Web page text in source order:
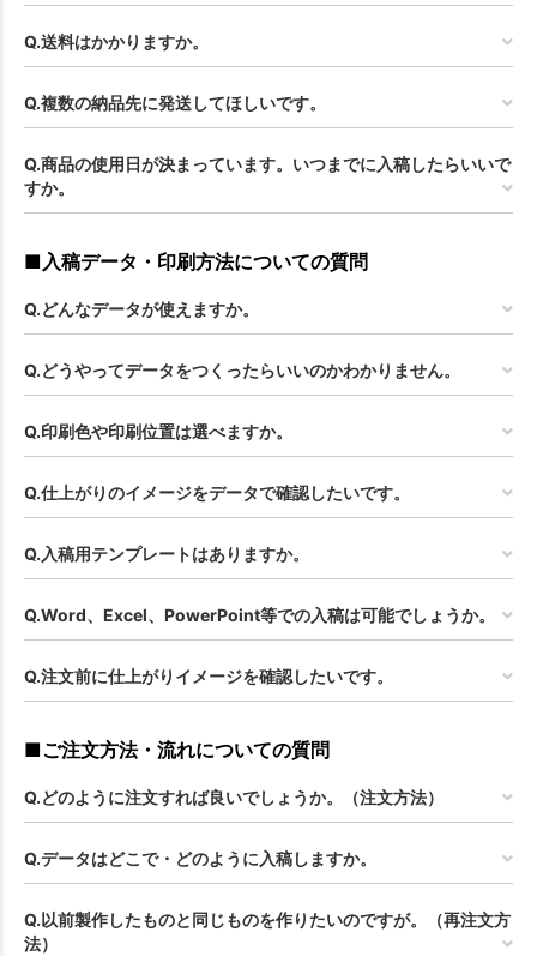
Q.送料はかかりますか。
Q.複数の納品先に発送してほしいです。
Q.商品の使用日が決まっています。いつまでに入稿したらいいで
すか。
■入稿データ・印刷方法についての質問
Q.どんなデータが使えますか。
Q.どうやってデータをつくったらいいのかわかりません。
Q.印刷色や印刷位置は選べますか。
Q.仕上がりのイメージをデータで確認したいです。
Q.入稿用テンプレートはありますか。
Q.Word、Excel、PowerPoint等での入稿は可能でしょうか。
Q.注文前に仕上がりイメージを確認したいです。
■ご注文方法・流れについての質問
Q.どのように注文すれば良いでしょうか。（注文方法）
Q.データはどこで・どのように入稿しますか。
Q.以前製作したものと同じものを作りたいのですが。（再注文方
法）